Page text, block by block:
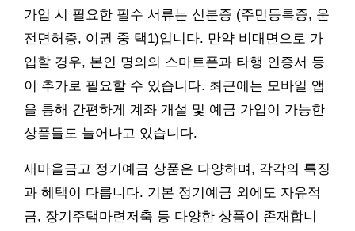
가입 시 필요한 필수 서류는 신분증 (주민등록증, 운
전면허증, 여권 중 택1)입니다. 만약 비대면으로 가
입할 경우, 본인 명의의 스마트폰과 타행 인증서 등
이 추가로 필요할 수 있습니다. 최근에는 모바일 앱
을 통해 간편하게 계좌 개설 및 예금 가입이 가능한
상품들도 늘어나고 있습니다.
새마을금고 정기예금 상품은 다양하며, 각각의 특징
과 혜택이 다릅니다. 기본 정기예금 외에도 자유적
금, 장기주택마련저축 등 다양한 상품이 존재합니